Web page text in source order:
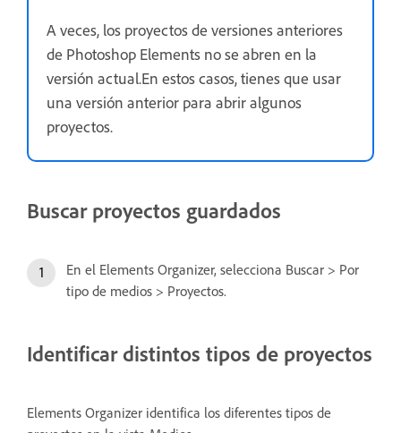
A veces, los proyectos de versiones anteriores
de Photoshop Elements no se abren en la
versión actual.En estos casos, tienes que usar
una versión anterior para abrir algunos
proyectos.
Buscar proyectos guardados
En el Elements Organizer, selecciona Buscar > Por
tipo de medios > Proyectos.
Identificar distintos tipos de proyectos
Elements Organizer identifica los diferentes tipos de